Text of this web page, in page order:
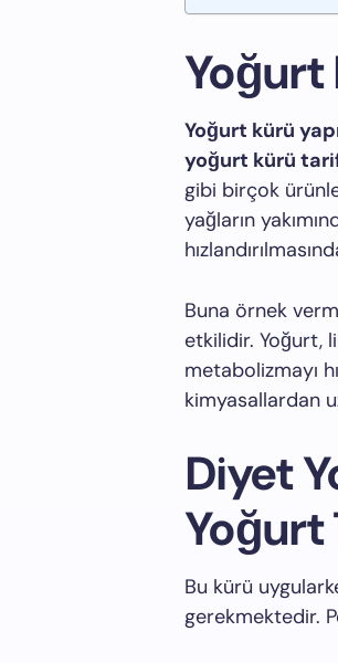
Yoğurt
Yoğurt kürü
yoğurt kürü
gibi birçok
yağların
Buna örnek
etkilidir. Yoğurt,
metabolizmayı
kimyasallardan
Diyet
Yoğurt
Bu kürü
gerekmektedir.